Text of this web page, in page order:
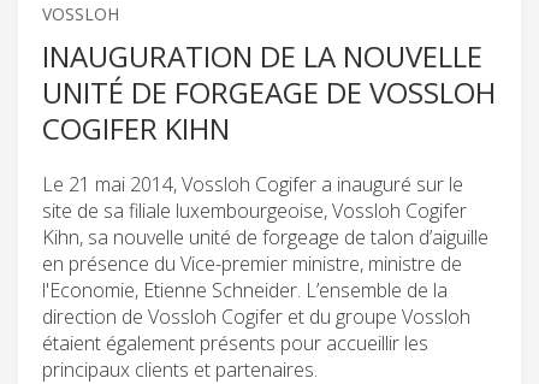
VOSSLOH
INAUGURATION DE LA NOUVELLE
UNITÉ DE FORGEAGE DE VOSSLOH
COGIFER KIHN
Le 21 mai 2014, Vossloh Cogifer a inauguré sur le
site de sa filiale luxembourgeoise, Vossloh Cogifer
Kihn, sa nouvelle unité de forgeage de talon d’aiguille
en présence du Vice-premier ministre, ministre de
l'Economie, Etienne Schneider. L’ensemble de la
direction de Vossloh Cogifer et du groupe Vossloh
étaient également présents pour accueillir les
principaux clients et partenaires.